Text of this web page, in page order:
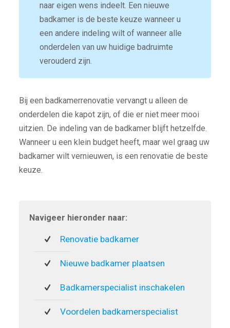
naar eigen wens indeelt. Een nieuwe
badkamer is de beste keuze wanneer u
een andere indeling wilt of wanneer alle
onderdelen van uw huidige badruimte
verouderd zijn.
Bij een badkamerrenovatie vervangt u alleen de
onderdelen die kapot zijn, of die er niet meer mooi
uitzien. De indeling van de badkamer blijft hetzelfde.
Wanneer u een klein budget heeft, maar wel graag uw
badkamer wilt vernieuwen, is een renovatie de beste
keuze.
Navigeer hieronder naar:
Renovatie badkamer
Nieuwe badkamer plaatsen
Badkamerspecialist inschakelen
Voordelen badkamerspecialist